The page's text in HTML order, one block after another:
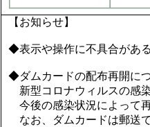
【お知らせ】
◆表示や操作に不具合があ
◆ダムカードの配布再開に
新型コロナウィルスの感
今後の感染状況によって
なお、ダムカードは郵送